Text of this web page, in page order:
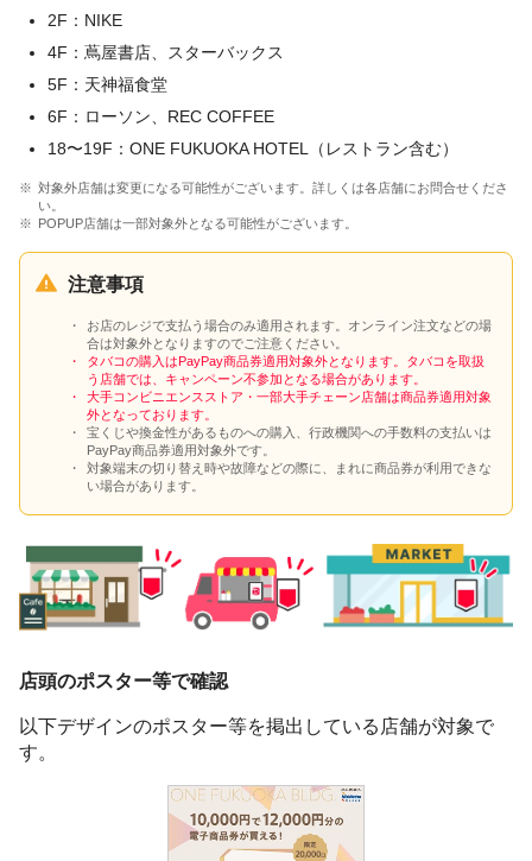
2F：NIKE
4F：蔦屋書店、スターバックス
5F：天神福食堂
6F：ローソン、REC COFFEE
18〜19F：ONE FUKUOKA HOTEL（レストラン含む）
対象外店舗は変更になる可能性がございます。詳しくは各店舗にお問合せくださ
い。
POPUP店舗は一部対象外となる可能性がございます。
注意事項
お店のレジで支払う場合のみ適用されます。オンライン注文などの場
合は対象外となりますのでご注意ください。
タバコの購入はPayPay商品券適用対象外となります。タバコを取扱
う店舗では、キャンペーン不参加となる場合があります。
大手コンビニエンスストア・一部大手チェーン店舗は商品券適用対象
外となっております。
宝くじや換金性があるものへの購入、行政機関への手数料の支払いは
PayPay商品券適用対象外です。
対象端末の切り替え時や故障などの際に、まれに商品券が利用できな
い場合があります。
店頭のポスター等で確認
以下デザインのポスター等を掲出している店舗が対象で
す。